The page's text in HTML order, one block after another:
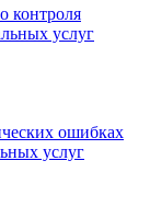
контроля
услуг
ошибках
услуг